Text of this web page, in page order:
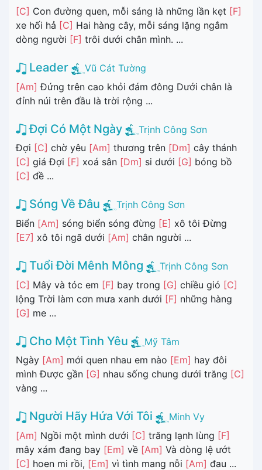
[C] Con đường quen, mỗi sáng là những lần kẹt [F]
xe hối hả [C] Hai hàng cây, mỗi sáng lặng ngắm
dòng người [F] trôi dưới chân mình. ...
Leader
Vũ Cát Tường
[Am] Đứng trên cao khỏi đám đông Dưới chân là
đỉnh núi trên đầu là trời rộng ...
Đợi Có Một Ngày
Trịnh Công Sơn
Đợi [C] chờ yêu [Am] thương trên [Dm] cây thánh
[C] giá Đợi [F] xoá sân [Dm] si dưới [G] bóng bồ
[C] đề ...
Sóng Về Đâu
Trịnh Công Sơn
Biển [Am] sóng biển sóng đừng [E] xô tôi Đừng
[E7] xô tôi ngã dưới [Am] chân người ...
Tuổi Đời Mênh Mông
Trịnh Công Sơn
[C] Mây và tóc em [F] bay trong [G] chiều gió [C]
lộng Trời làm cơn mưa xanh dưới [F] những hàng
[G] me ...
Cho Một Tình Yêu
Mỹ Tâm
Ngày [Am] mới quen nhau em nào [Em] hay đôi
mình Được gần [G] nhau sống chung dưới trăng [C]
vàng ...
Người Hãy Hứa Với Tôi
Minh Vy
[Am] Ngồi một mình dưới [C] trăng lạnh lùng [F]
mây xám đang bay [Em] về [Am] Và dòng lệ ướt
[C] hoen mi rồi, [Em] vì tình mang nỗi [Am] đau ...